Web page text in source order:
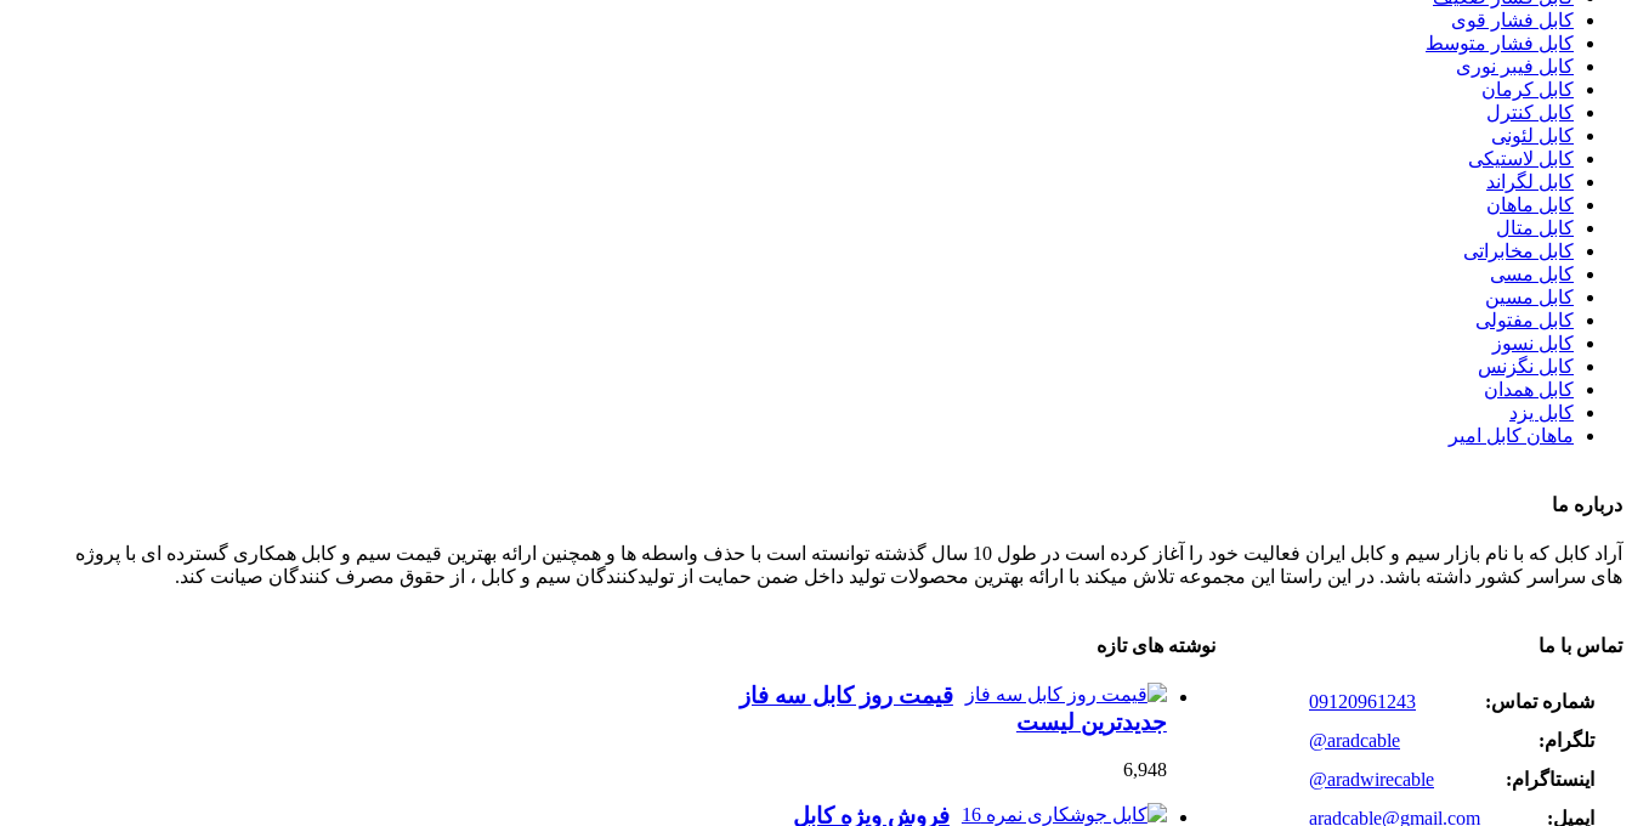
کابل فشار قوی
کابل فشار متوسط
کابل فیبر نوری
کابل کرمان
کابل کنترل
کابل لئونی
کابل لاستیکی
کابل لگراند
کابل ماهان
کابل متال
کابل مخابراتی
کابل مسی
کابل مسین
کابل مفتولی
کابل نسوز
کابل نگزنس
کابل همدان
کابل یزد
ماهان کابل امیر
درباره ما
آراد کابل که با نام بازار سیم و کابل ایران فعالیت خود را آغاز کرده است در طول 10 سال گذشته توانسته است با حذف واسطه ها و همچنین ارائه بهترین قیمت سیم و کابل همکاری گسترده ای با پروژه
های سراسر کشور داشته باشد. در این راستا این مجموعه تلاش میکند با ارائه بهترین محصولات تولید داخل ضمن حمایت از تولیدکنندگان سیم و کابل ، از حقوق مصرف کنندگان صیانت کند.
تماس با ما
شماره تماس:
09120961243
تلگرام:
@aradcable
اینستاگرام:
@aradwirecable
ایمیل:
aradcable@gmail.com
نوشته های تازه
قیمت روز کابل سه فاز
جدیدترین لیست
6,948
فروش ویژه کابل